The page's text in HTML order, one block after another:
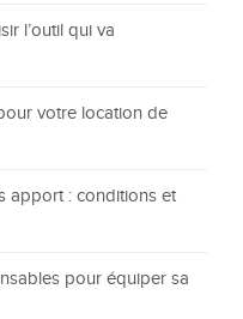
l’outil qui va
votre location de
apport : conditions et
pour équiper sa